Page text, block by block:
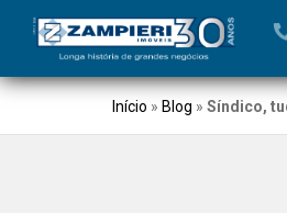
Início » Blog » Síndico,